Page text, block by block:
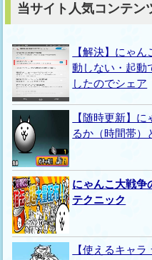
当サイト人気コンテン
【解決】にゃ
動しない・起
したのでシェア
【随時更新】
るか（時間帯）
にゃんこ大戦争
テクニック
【使えるキャ